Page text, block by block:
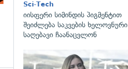
Sci-Tech
იისფერი სიმინდის პიგმენტით
შეიძლება საკვების ხელოვნური
საღებავი ჩაანაცვლონ